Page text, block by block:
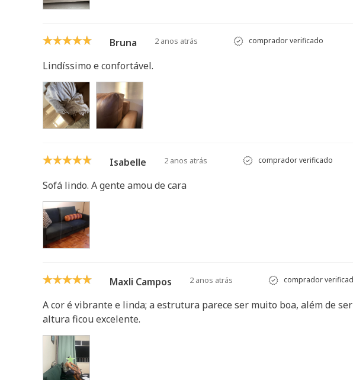
Bruna 2 anos atrás comprador verificado
Lindíssimo e confortável.
Isabelle 2 anos atrás comprador verificado
Sofá lindo. A gente amou de cara
Maxli Campos 2 anos atrás comprador
A cor é vibrante e linda; a estrutura parece ser muito boa, além de
altura ficou excelente.